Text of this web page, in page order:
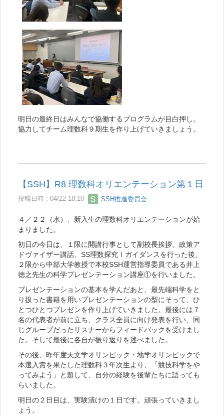
明日の最終日はみんなで協働するプログラムが目白押し。
協力してチーム理数科９期生を作り上げていきましょう。
【SSH】R8 理数科オリエンテーション第１日
投稿日時 : 04/22 18:10 SSH推進委員会
４／２２（水）、新入生の理数科オリエンテーションが始
まりました。
初日の今日は、１限に開講行事として副校長挨拶、政策ア
ドヴァイザー講話、SS理数探究Ⅰガイダンスを行った後、
２限から中部大学教授で本校SSH運営指導委員である井上
徳之先生の科学プレゼンテーション講座①を行いました。
プレゼンテーションの基本を学んだあと、最先端科学をと
り扱った書籍を用いプレゼンテーションの型にそって、ひ
とつひとつプレゼンを作り上げていきました。最後には７
名の代表者が前に立ち、クラス全員に向け発表を行い、同
じグループだったリスナーからフィードバックを受けまし
た。そして最後に各自が振り返りを述べました。
その後、昨年度天文学オリンピック・地学オリンピックで
本選入賞を果たした理数科３年次生より、「競技科学をや
ってみよう」と題して、自分の経験を後輩たちに語っても
らいました。
明日の２日目は、実験漬けの１日です。頑張っていきまし
ょう。